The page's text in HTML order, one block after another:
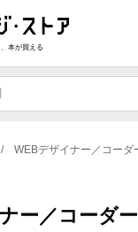
本が買える
WEBデザイナー／コーダ
ー／コーダ